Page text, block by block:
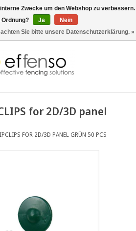
for 2D/3D panel
FOR 2D/3D PANEL GRÜN 50 PCS
Zwecke um den Webshop zu verbessern.
Ordnung?
Ja
Nein
Sie bitte unsere Datenschutzerklärung. »